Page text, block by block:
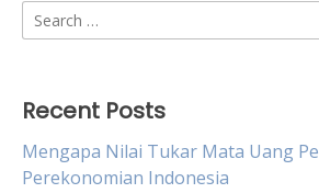
Search
for:
Recent Posts
Mengapa Nilai Tukar Mata Uang
Perekonomian Indonesia